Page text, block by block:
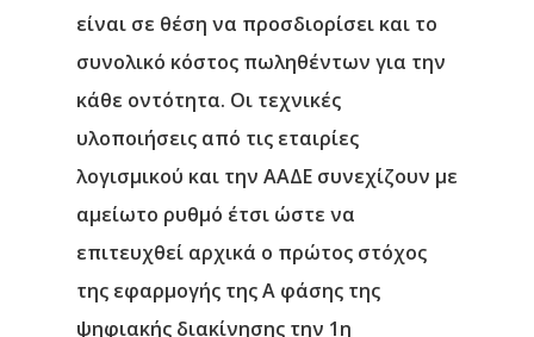
είναι σε θέση να προσδιορίσει και το
συνολικό κόστος πωληθέντων για την
κάθε οντότητα. Οι τεχνικές
υλοποιήσεις από τις εταιρίες
λογισμικού και την ΑΑΔΕ συνεχίζουν με
αμείωτο ρυθμό έτσι ώστε να
επιτευχθεί αρχικά ο πρώτος στόχος
της εφαρμογής της Α φάσης της
ψηφιακής διακίνησης την 1η